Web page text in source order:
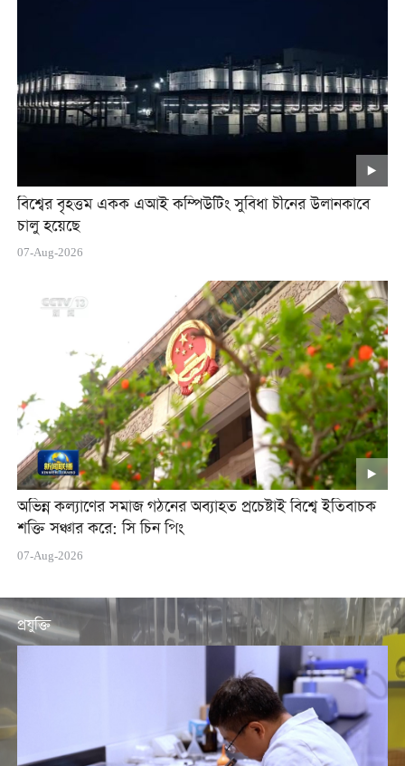
বিশ্বের বৃহত্তম একক এআই কম্পিউটিং সুবিধা চীনের উলানকাবে
চালু হয়েছে
07-Aug-2026
অভিন্ন কল্যাণের সমাজ গঠনের অব্যাহত প্রচেষ্টাই বিশ্বে ইতিবাচক
শক্তি সঞ্চার করে: সি চিন পিং
07-Aug-2026
প্রযুক্তি